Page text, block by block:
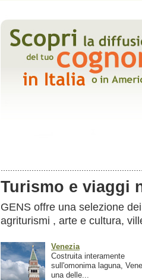
Turismo e viaggi
GENS offre una selezione
agriturismi , arte e cultura,
Venezia
Costruita interamente
sull'omonima laguna,
una delle...